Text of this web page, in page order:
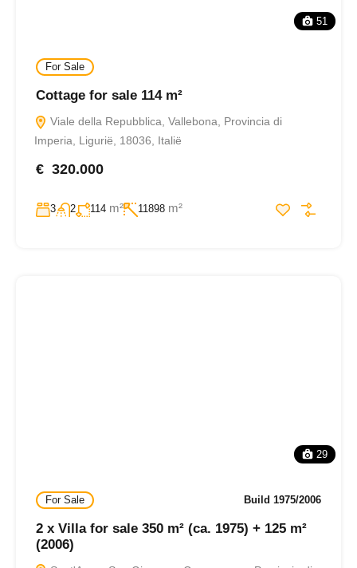
51
For Sale
Cottage for sale 114 m²
Viale della Repubblica, Vallebona, Provincia di
Imperia, Ligurië, 18036, Italië
€ 320.000
3 2 114 m² 11898 m²
29
For Sale Build 1975/2006
2 x Villa for sale 350 m² (ca. 1975) + 125 m²
(2006)